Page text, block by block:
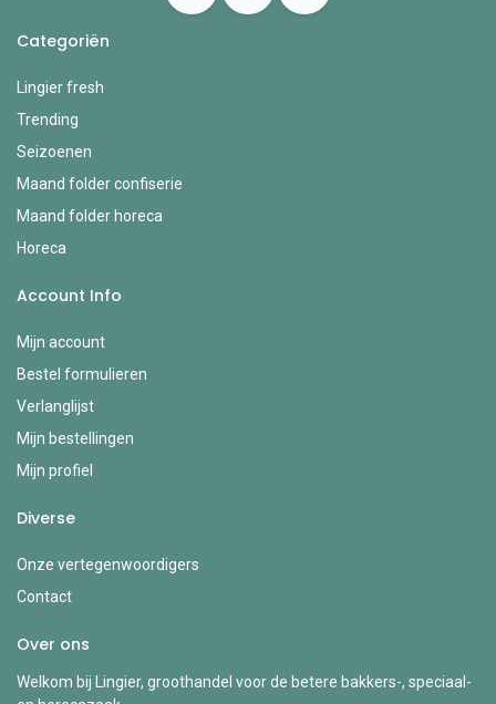
Categoriën
Lingier fresh
Trending
Seizoenen
Maand folder confiserie
Maand folder horeca
Horeca
Account Info
Mijn account
Bestel formulieren
Verlanglijst
Mijn bestellingen
Mijn profiel
Diverse
Onze vertegenwoordigers
Contact
Over ons
Welkom bij Lingier, groothandel voor de betere bakkers-, speciaal-